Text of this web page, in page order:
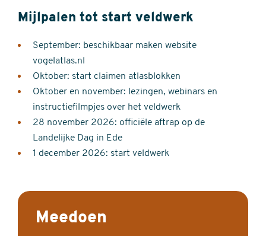
Mijlpalen tot start veldwerk
September: beschikbaar maken website
vogelatlas.nl
Oktober: start claimen atlasblokken
Oktober en november: lezingen, webinars en
instructiefilmpjes over het veldwerk
28 november 2026: officiële aftrap op de
Landelijke Dag in Ede
1 december 2026: start veldwerk
Meedoen